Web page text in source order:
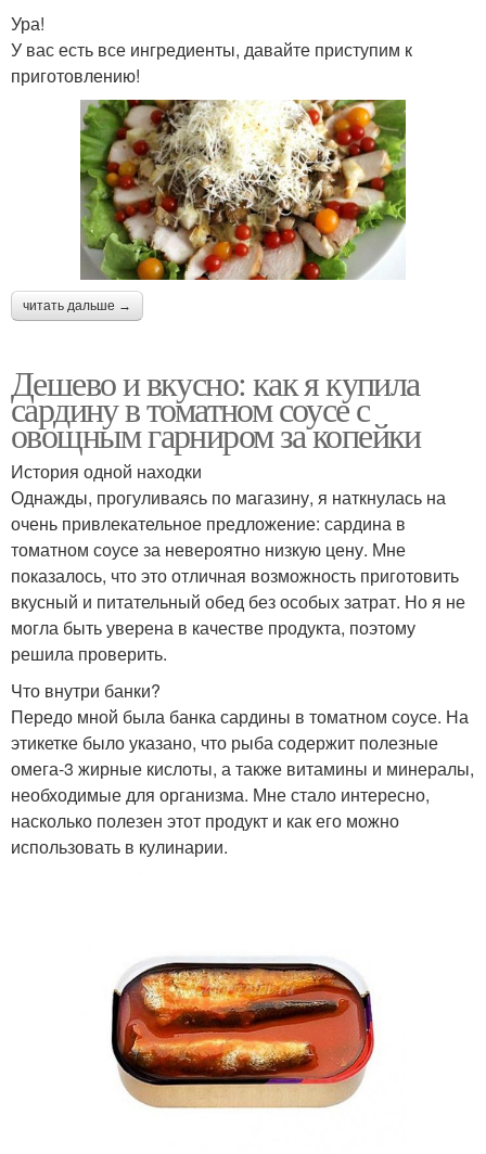
Ура!
У вас есть все ингредиенты, давайте приступим к
приготовлению!
читать дальше →
Дешево и вкусно: как я купила
сардину в томатном соусе с
овощным гарниром за копейки
История одной находки
Однажды, прогуливаясь по магазину, я наткнулась на
очень привлекательное предложение: сардина в
томатном соусе за невероятно низкую цену. Мне
показалось, что это отличная возможность приготовить
вкусный и питательный обед без особых затрат. Но я не
могла быть уверена в качестве продукта, поэтому
решила проверить.
Что внутри банки?
Передо мной была банка сардины в томатном соусе. На
этикетке было указано, что рыба содержит полезные
омега-3 жирные кислоты, а также витамины и минералы,
необходимые для организма. Мне стало интересно,
насколько полезен этот продукт и как его можно
использовать в кулинарии.